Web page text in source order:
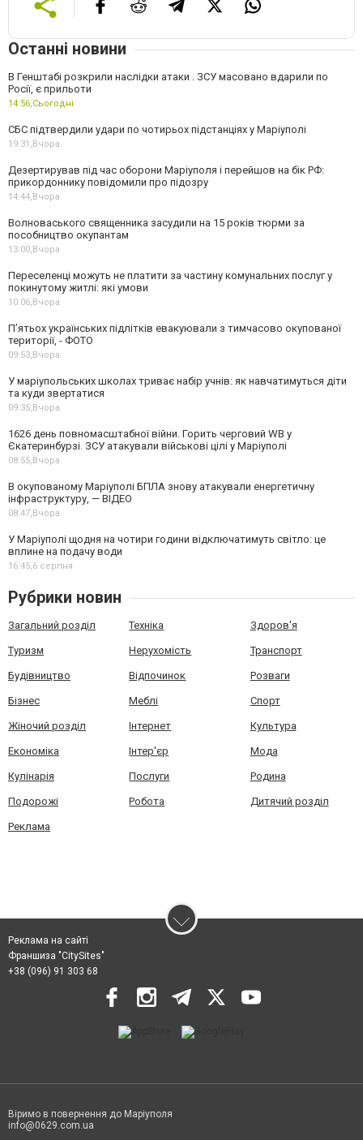
Останні новини
В Генштабі розкрили наслідки атаки . ЗСУ масовано вдарили по
Росії, є прильоти
14:56,Сьогодні
СБС підтвердили удари по чотирьох підстанціях у Маріуполі
19:31,Вчора
Дезертирував під час оборони Маріуполя і перейшов на бік РФ:
прикордоннику повідомили про підозру
14:44,Вчора
Волноваського священника засудили на 15 років тюрми за
пособництво окупантам
13:00,Вчора
Переселенці можуть не платити за частину комунальних послуг у
покинутому житлі: які умови
10:06,Вчора
П’ятьох українських підлітків евакуювали з тимчасово окупованої
території, - ФОТО
09:53,Вчора
У маріупольських школах триває набір учнів: як навчатимуться діти
та куди звертатися
09:35,Вчора
1626 день повномасштабної війни. Горить черговий WB у
Єкатеринбурзі. ЗСУ атакували військові цілі у Маріуполі
08:55,Вчора
В окупованому Маріуполі БПЛА знову атакували енергетичну
інфраструктуру, — ВІДЕО
08:47,Вчора
У Маріуполі щодня на чотири години відключатимуть світло: це
вплине на подачу води
16:45,6 серпня
Рубрики новин
Загальний розділ Техніка Здоров'я
Туризм Нерухомість Транспорт
Будівництво Відпочинок Розваги
Бізнес Меблі Спорт
Жіночий розділ Інтернет Культура
Економіка Інтер'єр Мода
Кулінарія Послуги Родина
Подорожі Робота Дитячий розділ
Реклама
Реклама на сайті
Франшиза "CitySites"
+38 (096) 91 303 68
Віримо в повернення до Маріуполя
info@0629.com.ua